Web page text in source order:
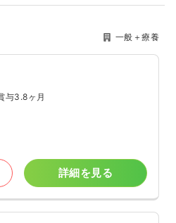
一般＋療養
与3.8ヶ月
詳細を見る